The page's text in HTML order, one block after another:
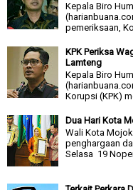
Kepala Biro
pemeriksaan,
KPK Periksa
Lamteng
Kepala Biro
Korupsi (KPK)
Dua Hari Kota
Wali Kota
penghargaan
Selasa 19